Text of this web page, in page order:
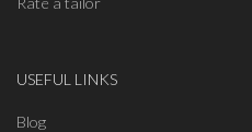
USEFUL LINKS
Blog